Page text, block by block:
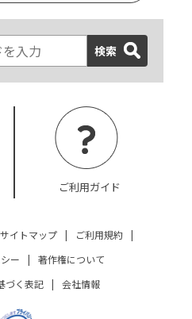
検索
ご利用ガイド
サイトマップ | ご利用規約
|
ー
|
著作権について
づく表記
| 会社情報